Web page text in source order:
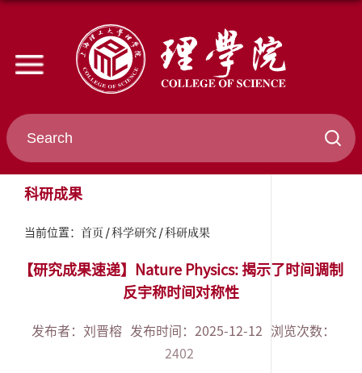
科研成果
当前位置： 首页 科学研究 科研成果
【研究成果速递】Nature Physics: 揭示了时间调制
反宇称时间对称性
发布者：刘晋榕 发布时间：2025-12-12
浏览次数：
2402